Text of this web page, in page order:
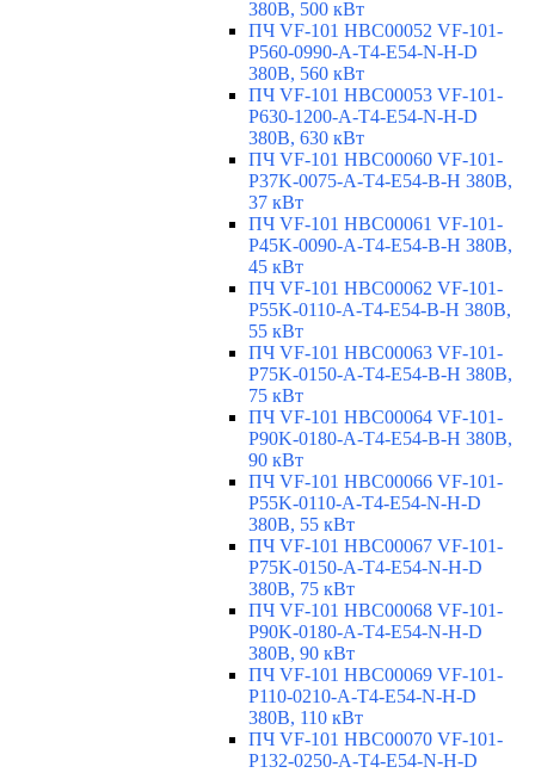
380В, 500 кВт
ПЧ VF-101 HBC00052 VF-101-
P560-0990-A-T4-E54-N-H-D
380В, 560 кВт
ПЧ VF-101 HBC00053 VF-101-
P630-1200-A-T4-E54-N-H-D
380В, 630 кВт
ПЧ VF-101 HBC00060 VF-101-
P37K-0075-A-T4-E54-B-H 380В,
37 кВт
ПЧ VF-101 HBC00061 VF-101-
P45K-0090-A-T4-E54-B-H 380В,
45 кВт
ПЧ VF-101 HBC00062 VF-101-
P55K-0110-A-T4-E54-B-H 380В,
55 кВт
ПЧ VF-101 HBC00063 VF-101-
P75K-0150-A-T4-E54-B-H 380В,
75 кВт
ПЧ VF-101 HBC00064 VF-101-
P90K-0180-A-T4-E54-B-H 380В,
90 кВт
ПЧ VF-101 HBC00066 VF-101-
P55K-0110-A-T4-E54-N-H-D
380В, 55 кВт
ПЧ VF-101 HBC00067 VF-101-
P75K-0150-A-T4-E54-N-H-D
380В, 75 кВт
ПЧ VF-101 HBC00068 VF-101-
P90K-0180-A-T4-E54-N-H-D
380В, 90 кВт
ПЧ VF-101 HBC00069 VF-101-
P110-0210-A-T4-E54-N-H-D
380В, 110 кВт
ПЧ VF-101 HBC00070 VF-101-
P132-0250-A-T4-E54-N-H-D